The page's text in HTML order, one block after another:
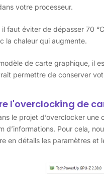
votre processeur.
faut éviter de dépasser 70
la chaleur qui augmente.
de carte graphique, il
permettre de conserver
l'overclocking de
le projet d’overclocker
d’informations. Pour cela,
en détails les paramètres